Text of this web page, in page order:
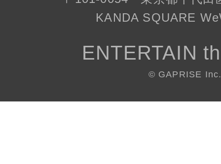
KANDA SQUARE
ENTERTAIN
© GAPRISE